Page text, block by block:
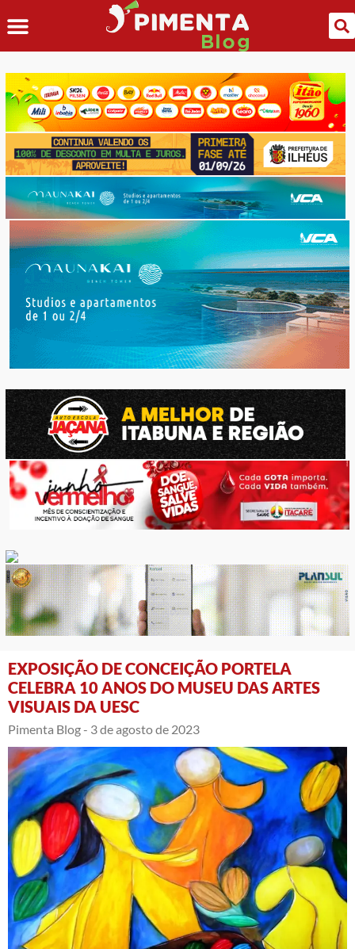
EXPOSIÇÃO DE CONCEIÇÃO PORTELA
CELEBRA 10 ANOS DO MUSEU DAS ARTES
VISUAIS DA UESC
Pimenta Blog - 3 de agosto de 2023